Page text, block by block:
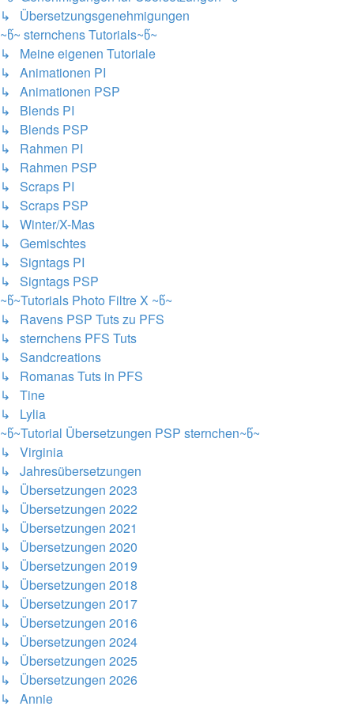
↳ Übersetzungsgenehmigungen
~წ~ sternchens Tutorials~წ~
↳ Meine eigenen Tutoriale
↳ Animationen PI
↳ Animationen PSP
↳ Blends PI
↳ Blends PSP
↳ Rahmen PI
↳ Rahmen PSP
↳ Scraps PI
↳ Scraps PSP
↳ Winter/X-Mas
↳ Gemischtes
↳ Signtags PI
↳ Signtags PSP
~წ~Tutorials Photo Filtre X ~წ~
↳ Ravens PSP Tuts zu PFS
↳ sternchens PFS Tuts
↳ Sandcreations
↳ Romanas Tuts in PFS
↳ Tine
↳ Lylia
~წ~Tutorial Übersetzungen PSP sternchen~წ~
↳ Virginia
↳ Jahresübersetzungen
↳ Übersetzungen 2023
↳ Übersetzungen 2022
↳ Übersetzungen 2021
↳ Übersetzungen 2020
↳ Übersetzungen 2019
↳ Übersetzungen 2018
↳ Übersetzungen 2017
↳ Übersetzungen 2016
↳ Übersetzungen 2024
↳ Übersetzungen 2025
↳ Übersetzungen 2026
↳ Annie